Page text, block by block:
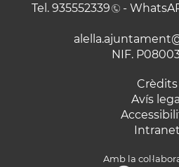
Tel. 935552339 -
alella.ajuntament
NIF.
Crèdits
Avís legal
Intranet
Amb la